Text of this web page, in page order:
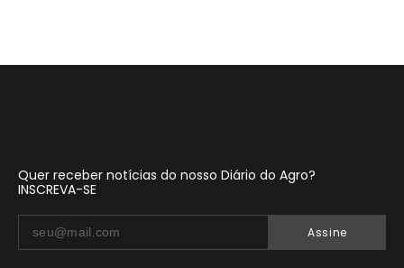
Quer receber notícias do nosso Diário do Agro?
INSCREVA-SE
Assine